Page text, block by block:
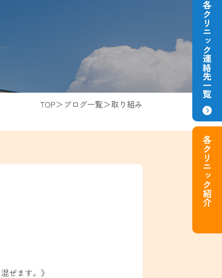
TOP ブログ一覧 取り組み
ぜます。》
各クリニック連絡先一覧
各クリニック紹介